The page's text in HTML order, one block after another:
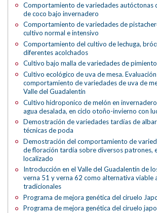
Comportamiento de variedades autóctonas
de coco bajo invernadero
Comportamiento de variedades de
cultivo normal e intensivo
Comportamiento del cultivo de lechuga,
diferentes acolchados
Cultivo bajo malla de variedades de
Cultivo ecológico de uva de mesa.
comportamiento de variedades de uva de
Valle del Guadalentín
Cultivo hidroponico de melón en
agua desalada, en ciclo otoño-invierno con
Demostración de variedades tardías de
técnicas de poda
Demostración del comportamiento de
de floración tardía sobre diversos patrones,
localizado
Introducción en el Valle del Guadalentín de
verna 51 y verna 62 como alternativa viable
tradicionales
Programa de mejora genética del ciruelo
Programa de mejora genética del ciruelo